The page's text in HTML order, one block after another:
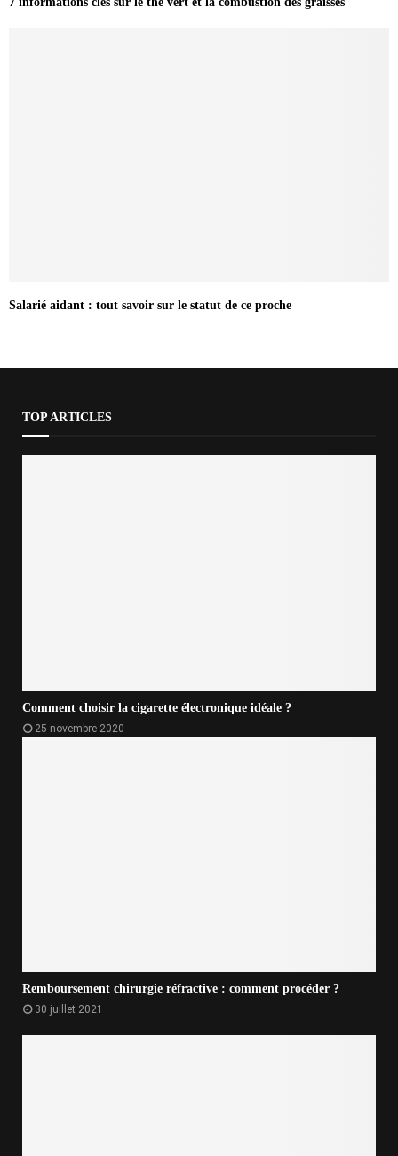
Salarié aidant : tout savoir sur le statut de ce proche
TOP ARTICLES
Comment choisir la cigarette électronique idéale ?
25 novembre 2020
Remboursement chirurgie réfractive : comment procéder ?
30 juillet 2021